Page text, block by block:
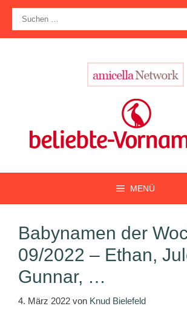
Zum
Inhalt
springen
nach:
MENÜ
Babynamen der
09/2022 – Ethan,
Gunnar, …
4. März 2022 von Knud Bielefeld